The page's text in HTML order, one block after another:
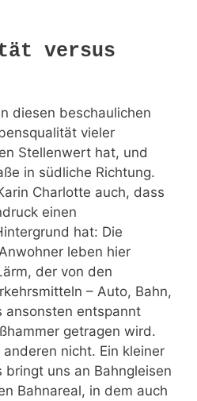
versus
diesen beschaulichen
vieler
Stellenwert hat, und
in südliche Richtung.
Charlotte auch, dass
einen
hat: Die
leben hier
der von den
– Auto, Bahn,
ansonsten entspannt
getragen wird.
nicht. Ein kleiner
bringt uns an Bahngleisen
Bahnareal, in dem auch